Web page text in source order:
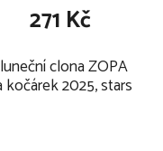
clona ZOPA
kočárek 2025, stars
271 Kč